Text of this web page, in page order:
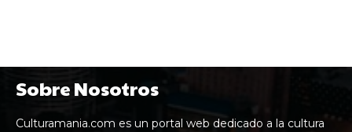
Sobre Nosotros
Culturamania.com es un portal web dedicado a la cultura